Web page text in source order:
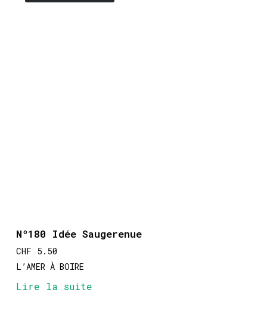
Nº180 Idée Saugerenue
CHF 5.50
L’AMER À BOIRE
Lire la suite